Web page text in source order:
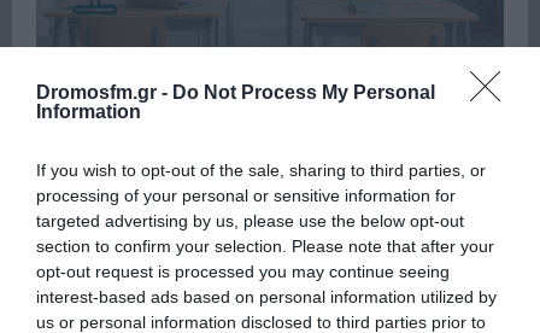
Dromosfm.gr - Do Not Process My Personal
Information
If you wish to opt-out of the sale, sharing to third parties, or
processing of your personal or sensitive information for
targeted advertising by us, please use the below opt-out
section to confirm your selection. Please note that after your
opt-out request is processed you may continue seeing
interest-based ads based on personal information utilized by
us or personal information disclosed to third parties prior to
Πρόσφατα Δημοφιλή